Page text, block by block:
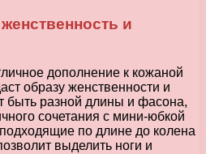
и
дополнение к кожаной
образу женственности и
быть разной длины и фасона,
сочетания с мини-юбкой
по длине до колена
выделить ноги и